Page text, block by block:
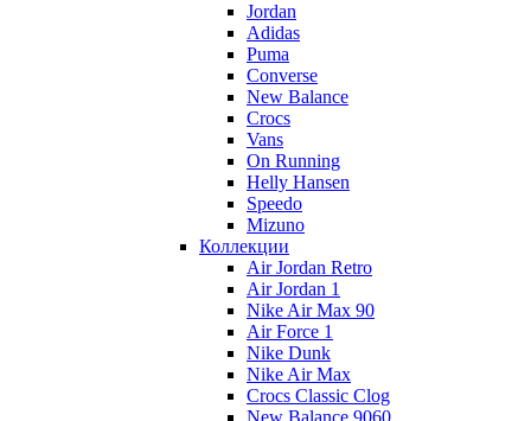
Jordan
Adidas
Puma
Converse
New Balance
Crocs
Vans
On Running
Helly Hansen
Speedo
Mizuno
Коллекции
Air Jordan Retro
Air Jordan 1
Nike Air Max 90
Air Force 1
Nike Dunk
Nike Air Max
Crocs Classic Clog
New Balance 9060